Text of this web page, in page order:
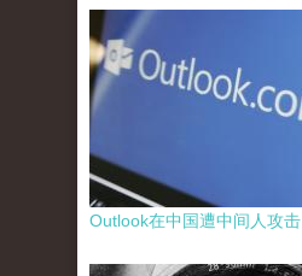
Outlook在中国遭中间人攻击